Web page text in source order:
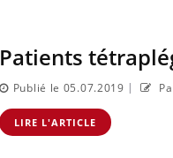
Patients
Publié le 05.07.2019 |
LIRE L'ARTICLE